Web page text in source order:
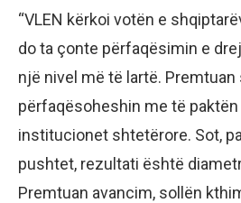
“VLEN kërkoi votën e
do ta çonte përfaqësimin e
një nivel më të lartë.
përfaqësoheshin me të paktën
institucionet shtetërore. Sot,
pushtet, rezultati është
Premtuan avancim, sollën